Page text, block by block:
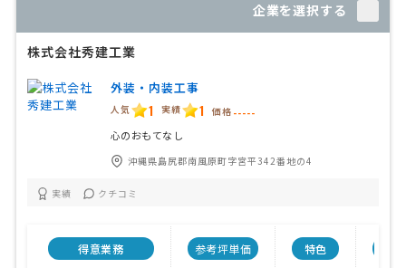
企業を選択する
株式会社秀建工業
外装・内装工事
人気 1 実績 1 価格 -----
心のおもてなし
沖縄県島尻郡南風原町字宮平342番地の4
実績 クチコミ
得意業務
参考坪単価
特色